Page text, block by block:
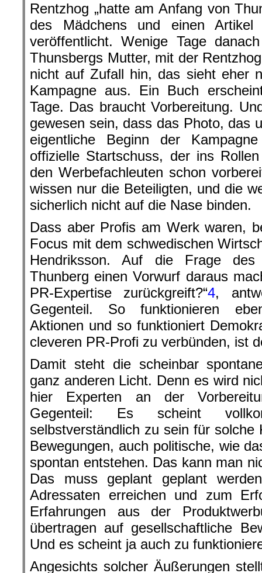
Rentzhog „hatte am Anfang von
des Mädchens und einen
veröffentlicht. Wenige Tage
Thunsbergs Mutter, mit der
nicht auf Zufall hin, das sieht eher
Kampagne aus. Ein Buch
Tage. Das braucht Vorbereitung.
gewesen sein, dass das Photo, das
eigentliche Beginn der
offizielle Startschuss, der ins
den Werbefachleuten schon
wissen nur die Beteiligten, und die
sicherlich nicht auf die Nase binden.
Dass aber Profis am Werk waren,
Focus mit dem schwedischen
Hendriksson. Auf die Frage
Thunberg einen Vorwurf daraus
PR-Expertise zurückgreift?“4,
Gegenteil. So funktionieren
Aktionen und so funktioniert
cleveren PR-Profi zu verbünden, ist
Damit steht die scheinbar
ganz anderen Licht. Denn es wird
hier Experten an der
Gegenteil: Es scheint
selbstverständlich zu sein für solche
Bewegungen, auch politische, wie
spontan entstehen. Das kann man
Das muss geplant geplant
Adressaten erreichen und zum
Erfahrungen aus der
übertragen auf gesellschaftliche
Und es scheint ja auch zu
Angesichts solcher Äußerungen